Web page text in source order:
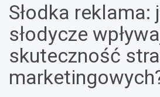
Słodka reklama:
słodycze
skuteczność